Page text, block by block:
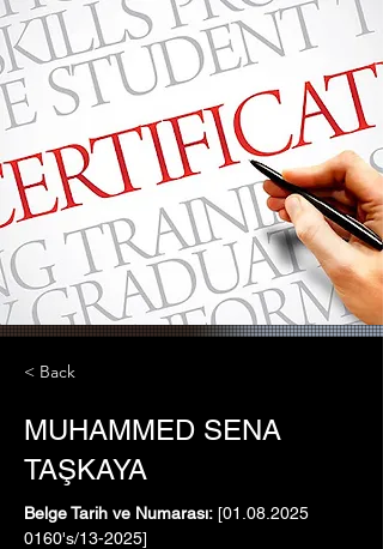
< Back
MUHAMMED SENA
TAŞKAYA
Belge Tarih ve Numarası: [01.08.2025
0160's/13-2025]